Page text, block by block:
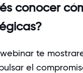
conocer
te
el